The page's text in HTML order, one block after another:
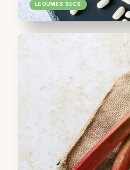
LÉGUMES SECS